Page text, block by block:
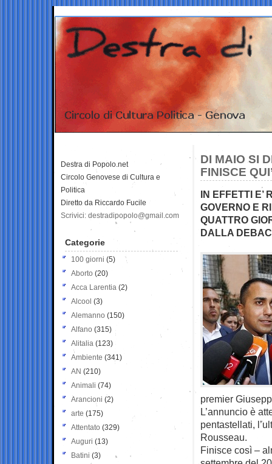
DI MAIO SI
FINISCE
IN EFFETTI E’
GOVERNO E
QUATTRO
DALLA
premier
L’annuncio è
pentastellati,
Rousseau.
Finisce così –
Destra di Popolo.net
Circolo Genovese di Cultura e
Politica
Diretto da Riccardo Fucile
Scrivici: destradipopolo@gmail.com
Categorie
100 giorni (5)
Aborto (20)
Acca Larentia (2)
Alcool (3)
Alemanno (150)
Alfano (315)
Alitalia (123)
Ambiente (341)
AN (210)
Animali (74)
Arancioni (2)
arte (175)
Attentato (329)
Auguri (13)
Batini (3)